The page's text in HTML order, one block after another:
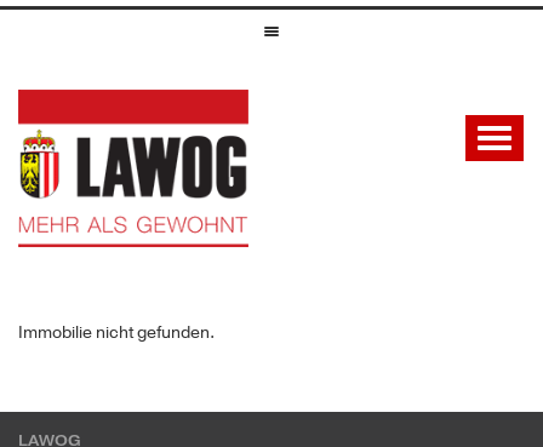
Immobilie nicht gefunden.
LAWOG